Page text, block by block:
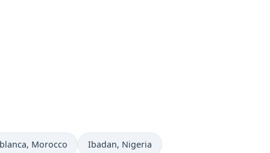
en
, Morocco Hora actual en
Ibadan, Nigeria